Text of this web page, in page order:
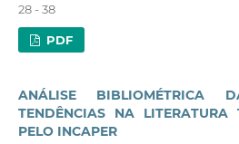
28 - 38
PDF
ANÁLISE BIBLIOMÉTRICA
TENDÊNCIAS NA LITERATURA
PELO INCAPER